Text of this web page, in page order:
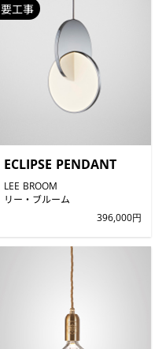
ECLIPSE PENDANT
LEE BROOM
リー・ブルーム
396,000円
要工事